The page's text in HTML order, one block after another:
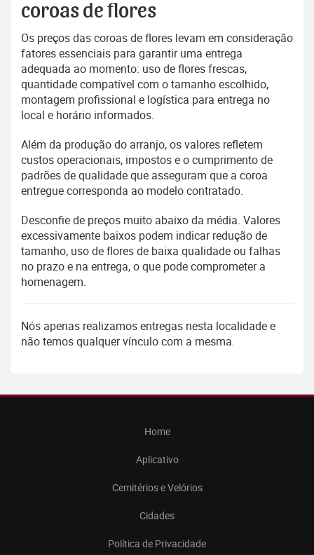
coroas de flores
Os preços das coroas de flores levam em consideração
fatores essenciais para garantir uma entrega
adequada ao momento: uso de flores frescas,
quantidade compatível com o tamanho escolhido,
montagem profissional e logística para entrega no
local e horário informados.
Além da produção do arranjo, os valores refletem
custos operacionais, impostos e o cumprimento de
padrões de qualidade que asseguram que a coroa
entregue corresponda ao modelo contratado.
Desconfie de preços muito abaixo da média. Valores
excessivamente baixos podem indicar redução de
tamanho, uso de flores de baixa qualidade ou falhas
no prazo e na entrega, o que pode comprometer a
homenagem.
Nós apenas realizamos entregas nesta localidade e
não temos qualquer vínculo com a mesma.
Home
Aplicativo
Cemitérios e Velórios
Cidades
Política de Privacidade